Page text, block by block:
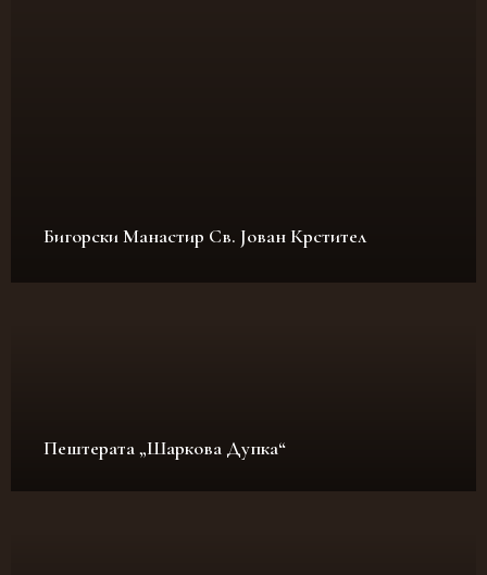
Бигорски Манастир Св. Јован Крстител
Пештерата „Шаркова Дупка“